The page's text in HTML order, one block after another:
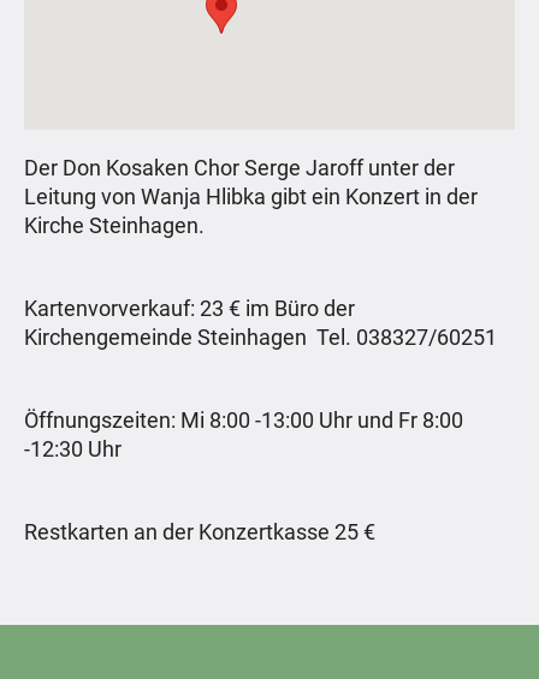
Der Don Kosaken Chor Serge Jaroff unter der
Leitung von Wanja Hlibka gibt ein Konzert in der
Kirche Steinhagen.
Kartenvorverkauf: 23 € im Büro der
Kirchengemeinde Steinhagen Tel. 038327/60251
Öffnungszeiten: Mi 8:00 -13:00 Uhr und Fr 8:00
-12:30 Uhr
Restkarten an der Konzertkasse 25 €